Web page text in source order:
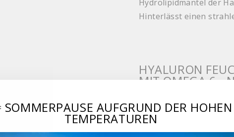
Hydrolipidmantel der
Hinterlässt einen
HYALURON
MIT OMEGA 6 -
Schützende
Antioxidative Hyaluron
SOMMERPAUSE AUFGRUND DER HOHEN
TEMPERATUREN